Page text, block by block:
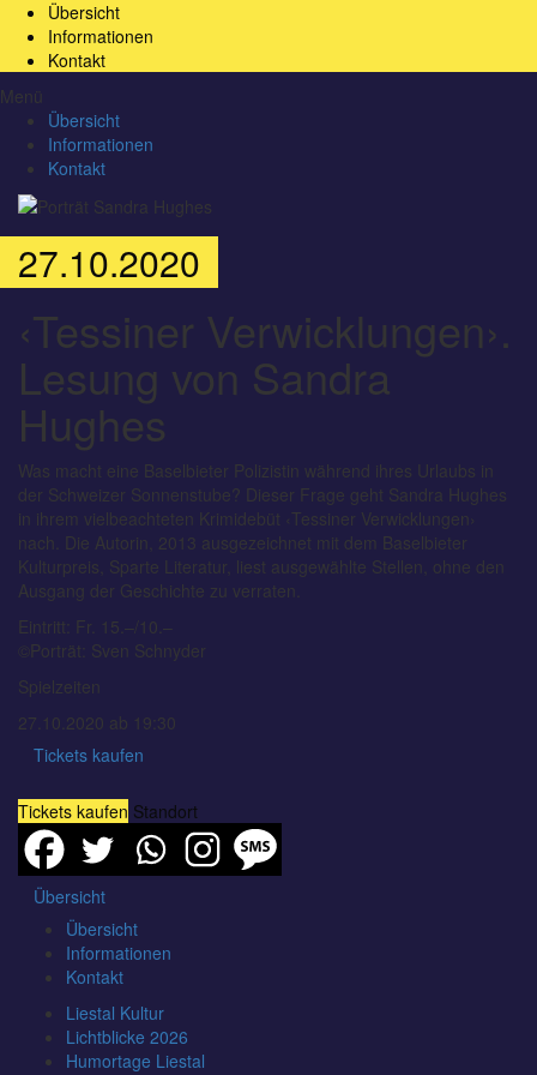
Übersicht
Informationen
Kontakt
Menü
Übersicht
Informationen
Kontakt
27.10.2020
‹Tessiner Verwicklungen›.
Lesung von Sandra
Hughes
Was macht eine Baselbieter Polizistin während ihres Urlaubs in
der Schweizer Sonnenstube? Dieser Frage geht Sandra Hughes
in ihrem vielbeachteten Krimidebüt ‹Tessiner Verwicklungen›
nach. Die Autorin, 2013 ausgezeichnet mit dem Baselbieter
Kulturpreis, Sparte Literatur, liest ausgewählte Stellen, ohne den
Ausgang der Geschichte zu verraten.
Eintritt: Fr. 15.–/10.–
©Porträt: Sven Schnyder
Spielzeiten
27.10.2020 ab 19:30
Tickets kaufen
Tickets kaufen Standort
Übersicht
Übersicht
Informationen
Kontakt
Liestal Kultur
Lichtblicke 2026
Humortage Liestal